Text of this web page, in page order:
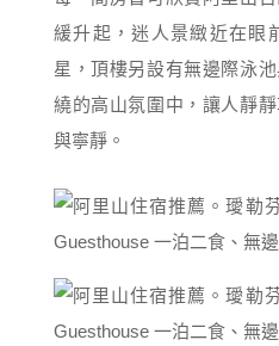
緩升起，迷人景緻近在眼
星，頂樓另設有無邊際泳
繞的高山氛圍中，讓人靜
與寧靜。